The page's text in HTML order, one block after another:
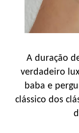
A duração
verdadeiro
baba e
clássico dos